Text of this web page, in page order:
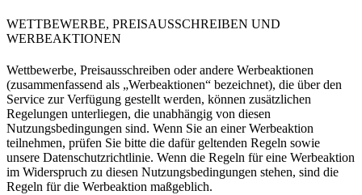
WETTBEWERBE, PREISAUSSCHREIBEN UND
WERBEAKTIONEN
Wettbewerbe, Preisausschreiben oder andere Werbeaktionen
(zusammenfassend als „Werbeaktionen“ bezeichnet), die über den
Service zur Verfügung gestellt werden, können zusätzlichen
Regelungen unterliegen, die unabhängig von diesen
Nutzungsbedingungen sind. Wenn Sie an einer Werbeaktion
teilnehmen, prüfen Sie bitte die dafür geltenden Regeln sowie
unsere Datenschutzrichtlinie. Wenn die Regeln für eine Werbeaktion
im Widerspruch zu diesen Nutzungsbedingungen stehen, sind die
Regeln für die Werbeaktion maßgeblich.